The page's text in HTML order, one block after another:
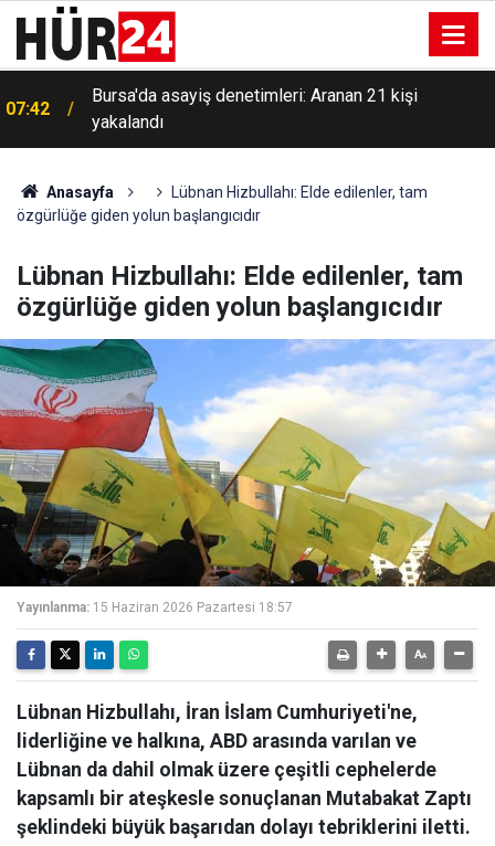
07:42
Bursa'da asayiş denetimleri: Aranan 21 kişi
yakalandı
Anasayfa
Lübnan Hizbullahı: Elde edilenler, tam
özgürlüğe giden yolun başlangıcıdır
Lübnan Hizbullahı: Elde edilenler, tam
özgürlüğe giden yolun başlangıcıdır
Yayınlanma: 15 Haziran 2026 Pazartesi 18:57
Lübnan Hizbullahı, İran İslam Cumhuriyeti'ne,
liderliğine ve halkına, ABD arasında varılan ve
Lübnan da dahil olmak üzere çeşitli cephelerde
kapsamlı bir ateşkesle sonuçlanan Mutabakat Zaptı
şeklindeki büyük başarıdan dolayı tebriklerini iletti.